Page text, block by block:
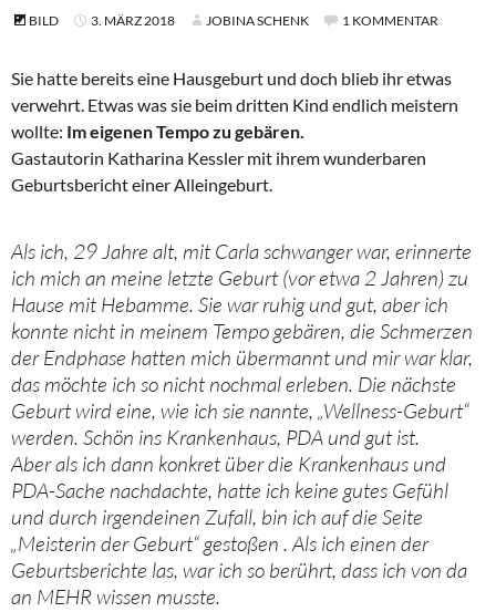
BILD 3. MÄRZ 2018 JOBINA SCHENK 1 KOMMENTAR
Sie hatte bereits eine Hausgeburt und doch blieb ihr etwas
verwehrt. Etwas was sie beim dritten Kind endlich meistern
wollte: Im eigenen Tempo zu gebären.
Gastautorin Katharina Kessler mit ihrem wunderbaren
Geburtsbericht einer Alleingeburt.
Als ich, 29 Jahre alt, mit Carla schwanger war, erinnerte
ich mich an meine letzte Geburt (vor etwa 2 Jahren) zu
Hause mit Hebamme. Sie war ruhig und gut, aber ich
konnte nicht in meinem Tempo gebären, die Schmerzen
der Endphase hatten mich übermannt und mir war klar,
das möchte ich so nicht nochmal erleben. Die nächste
Geburt wird eine, wie ich sie nannte, „Wellness-Geburt“
werden. Schön ins Krankenhaus, PDA und gut ist.
Aber als ich dann konkret über die Krankenhaus und
PDA-Sache nachdachte, hatte ich keine gutes Gefühl
und durch irgendeinen Zufall, bin ich auf die Seite
„Meisterin der Geburt“ gestoßen . Als ich einen der
Geburtsberichte las, war ich so berührt, dass ich von da
an MEHR wissen musste.